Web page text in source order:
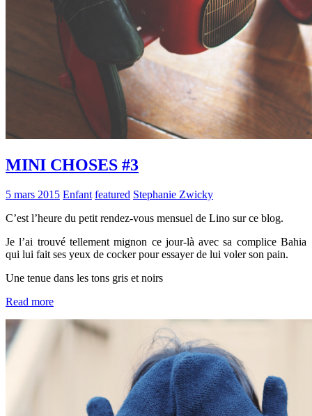
MINI CHOSES #3
5 mars 2015 Enfant featured Stephanie Zwicky
C’est l’heure du petit rendez-vous mensuel de Lino sur ce blog.
Je l’ai trouvé tellement mignon ce jour-là avec sa complice Bahia
qui lui fait ses yeux de cocker pour essayer de lui voler son pain.
Une tenue dans les tons gris et noirs
Read more